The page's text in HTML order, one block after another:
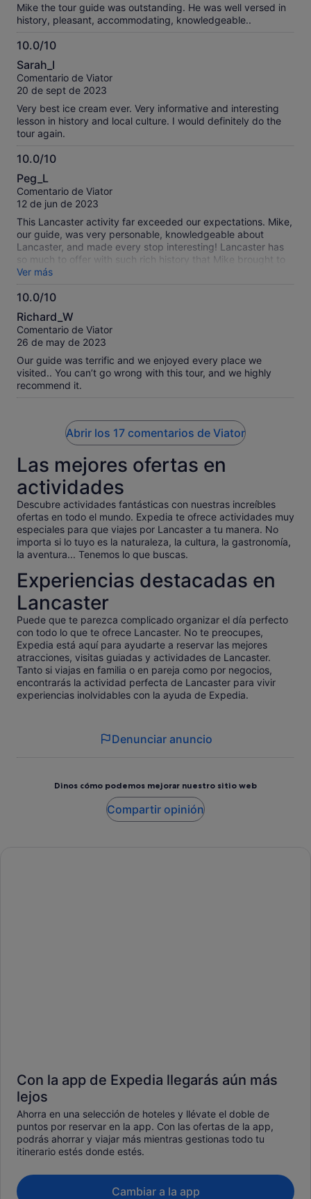
Mike the tour guide was outstanding. He was well versed in
history, pleasant, accommodating, knowledgeable..
10.0/10
10.0
sobre
10
Sarah_I
Comentario de Viator
20 de sept de 2023
Very best ice cream ever. Very informative and interesting
lesson in history and local culture. I would definitely do the
tour again.
10.0/10
10.0
sobre
10
Peg_L
Comentario de Viator
12 de jun de 2023
This Lancaster activity far exceeded our expectations. Mike,
our guide, was very personable, knowledgeable about
Lancaster, and made every stop interesting! Lancaster has
so much to offer with such rich history that Mike brought to
life for us. We would highly recommend Truly Authentic
Lancaster Experience to anyone coming to the Lancaster
area.
Ver más
10.0/10
10.0
sobre
10
Richard_W
Comentario de Viator
26 de may de 2023
Our guide was terrific and we enjoyed every place we
visited.. You can’t go wrong with this tour, and we highly
recommend it.
Abrir los 17 comentarios de Viator
Las mejores ofertas en
actividades
Descubre actividades fantásticas con nuestras increíbles
ofertas en todo el mundo. Expedia te ofrece actividades muy
especiales para que viajes por Lancaster a tu manera. No
importa si lo tuyo es la naturaleza, la cultura, la gastronomía,
la aventura... Tenemos lo que buscas.
Experiencias destacadas en
Lancaster
Puede que te parezca complicado organizar el día perfecto
con todo lo que te ofrece Lancaster. No te preocupes,
Expedia está aquí para ayudarte a reservar las mejores
atracciones, visitas guiadas y actividades de Lancaster.
Tanto si viajas en familia o en pareja como por negocios,
encontrarás la actividad perfecta de Lancaster para vivir
experiencias inolvidables con la ayuda de Expedia.
Denunciar anuncio
Dinos cómo podemos mejorar nuestro sitio web
Compartir opinión
Con la app de Expedia llegarás aún más
lejos
Ahorra en una selección de hoteles y llévate el doble de
puntos por reservar en la app. Con las ofertas de la app,
podrás ahorrar y viajar más mientras gestionas todo tu
itinerario estés donde estés.
Cambiar a la app